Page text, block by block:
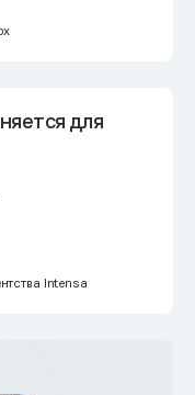
для
Intensa